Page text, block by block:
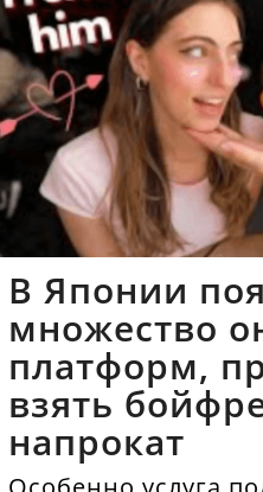
В Японии
множество
платформ,
взять
напрокат